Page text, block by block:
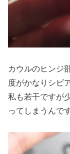
カウルのヒンジ
度がかなりシビア
私も若干ですが
ってしまうんで